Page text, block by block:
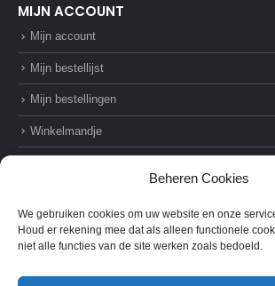
Beheren Cookies
We gebruiken cookies om uw website en onze
Houd er rekening mee dat als alleen functionele
niet alle functies van de site werken zoals bedoeld.
MIJN ACCOUNT
Mijn account
Mijn bestellijst
Mijn bestellingen
Winkelmandje
© AZ-Supplies. 2022. All Rights Reserved